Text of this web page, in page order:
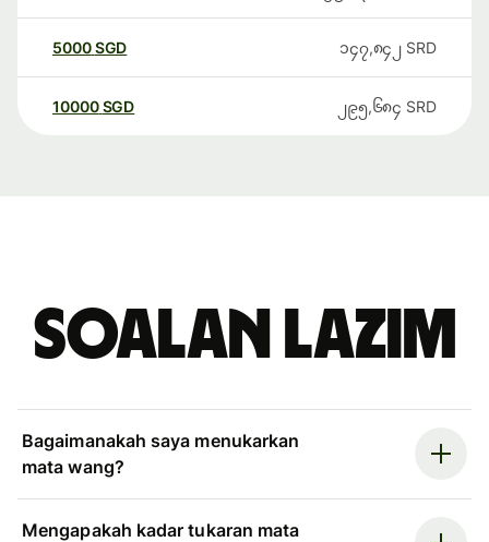
5000SGD ၁၄၇,၈၄၂ SRD
10000 SGD ၂၉၅,၆၈၄ SRD
Soalan Lazim
Bagaimanakah saya menukarkan
mata wang?
Mengapakah kadar tukaran mata